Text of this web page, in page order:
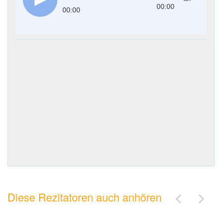
00:00 00:00
Diese Rezitatoren auch anhören